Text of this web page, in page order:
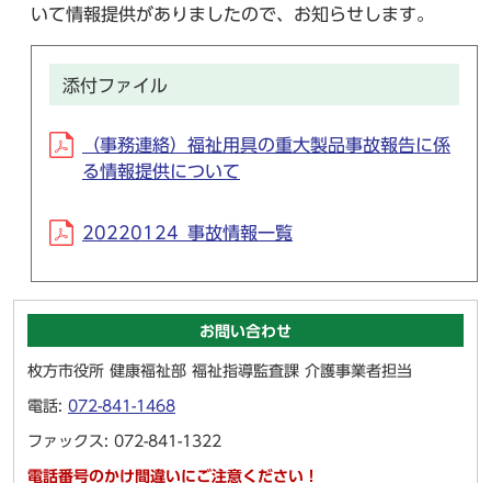
いて情報提供がありましたので、お知らせします。
添付ファイル
（事務連絡）福祉用具の重大製品事故報告に係
る情報提供について
20220124_事故情報一覧
お問い合わせ
枚方市役所 健康福祉部 福祉指導監査課 介護事業者担当
電話: 072-841-1468
ファックス: 072-841-1322
電話番号のかけ間違いにご注意ください！